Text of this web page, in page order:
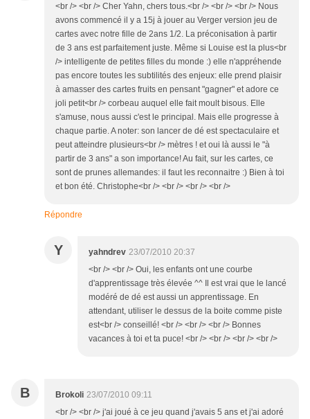
<br /> <br /> Cher Yahn, chers tous.<br /> <br /> <br /> Nous
avons commencé il y a 15j à jouer au Verger version jeu de
cartes avec notre fille de 2ans 1/2. La préconisation à partir
de 3 ans est parfaitement juste. Même si Louise est la plus<br
/> intelligente de petites filles du monde :) elle n'appréhende
pas encore toutes les subtilités des enjeux: elle prend plaisir
à amasser des cartes fruits en pensant "gagner" et adore ce
joli petit<br /> corbeau auquel elle fait moult bisous. Elle
s'amuse, nous aussi c'est le principal. Mais elle progresse à
chaque partie. A noter: son lancer de dé est spectaculaire et
peut atteindre plusieurs<br /> mètres ! et oui là aussi le "à
partir de 3 ans" a son importance! Au fait, sur les cartes, ce
sont de prunes allemandes: il faut les reconnaitre :) Bien à toi
et bon été. Christophe<br /> <br /> <br /> <br />
Répondre
Y yahndrev 23/07/2010 20:37
<br /> <br /> Oui, les enfants ont une courbe
d'apprentissage très élevée ^^ Il est vrai que le lancé
modéré de dé est aussi un apprentissage. En
attendant, utiliser le dessus de la boite comme piste
est<br /> conseillé! <br /> <br /> <br /> Bonnes
vacances à toi et ta puce! <br /> <br /> <br /> <br />
B Brokoli 23/07/2010 09:11
<br /> <br /> j'ai joué à ce jeu quand j'avais 5 ans et j'ai adoré